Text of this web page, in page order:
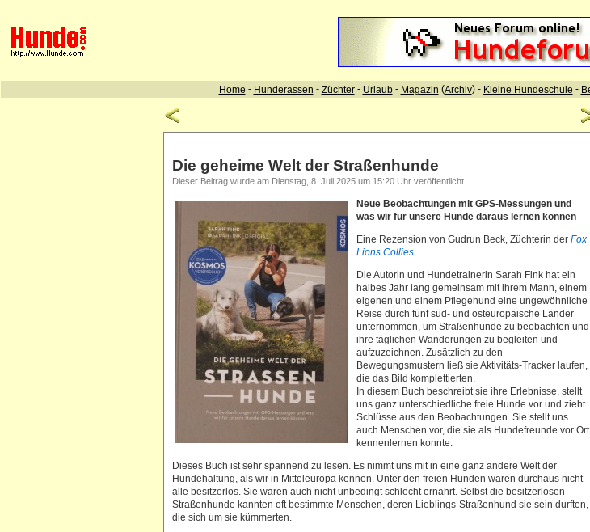
Die geheime Welt der Straßenhunde
Dieser Beitrag wurde am Dienstag, 8. Juli 2025 um 15:20 Uhr veröffentlicht.
Neue Beobachtungen mit GPS-Messungen und
was wir für unsere Hunde daraus lernen können
Eine Rezension von Gudrun Beck, Züchterin der Fox
Lions Collies
Die Autorin und Hundetrainerin Sarah Fink hat ein
halbes Jahr lang gemeinsam mit ihrem Mann, einem
eigenen und einem Pflegehund eine ungewöhnliche
Reise durch fünf süd- und osteuropäische Länder
unternommen, um Straßenhunde zu beobachten und
ihre täglichen Wanderungen zu begleiten und
aufzuzeichnen. Zusätzlich zu den
Bewegungsmustern ließ sie Aktivitäts-Tracker laufen,
die das Bild komplettierten.
In diesem Buch beschreibt sie ihre Erlebnisse, stellt
uns ganz unterschiedliche freie Hunde vor und zieht
Schlüsse aus den Beobachtungen. Sie stellt uns
auch Menschen vor, die sie als Hundefreunde vor Ort
kennenlernen konnte.
Dieses Buch ist sehr spannend zu lesen. Es nimmt uns mit in eine ganz andere Welt der
Hundehaltung, als wir in Mitteleuropa kennen. Unter den freien Hunden waren durchaus nicht
alle besitzerlos. Sie waren auch nicht unbedingt schlecht ernährt. Selbst die besitzerlosen
Straßenhunde kannten oft bestimmte Menschen, deren Lieblings-Straßenhund sie sein durften,
die sich um sie kümmerten.